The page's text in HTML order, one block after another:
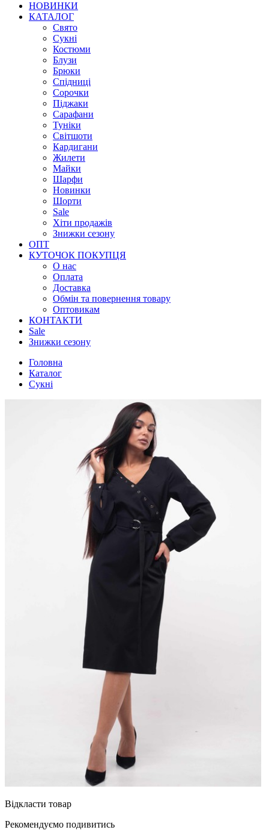
НОВИНКИ
КАТАЛОГ
Свято
Сукні
Костюми
Блузи
Брюки
Спідниці
Сорочки
Піджаки
Сарафани
Туніки
Світшоти
Кардигани
Жилети
Майки
Шарфи
Новинки
Шорти
Sale
Хіти продажів
Знижки сезону
ОПТ
КУТОЧОК ПОКУПЦЯ
О нас
Оплата
Доставка
Обмін та повернення товару
Оптовикам
КОНТАКТИ
Sale
Знижки сезону
Головна
Каталог
Сукні
Відкласти товар
Рекомендуємо подивитись